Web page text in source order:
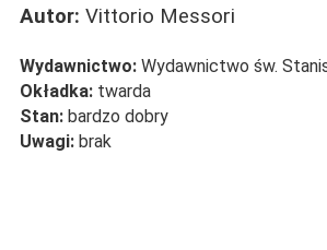
Autor: Vittorio Messori
Wydawnictwo: Wydawnictwo św.
Okładka: twarda
Stan: bardzo dobry
Uwagi: brak